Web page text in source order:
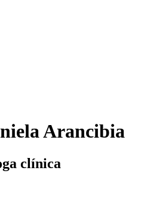
Arancibia
clínica